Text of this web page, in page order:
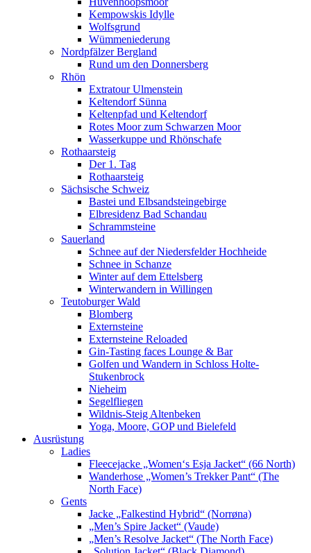
Kempowskis Idylle
Wolfsgrund
Wümmeniederung
Nordpfälzer Bergland
Rund um den Donnersberg
Rhön
Extratour Ulmenstein
Keltendorf Sünna
Keltenpfad und Keltendorf
Rotes Moor zum Schwarzen Moor
Wasserkuppe und Rhönschafe
Rothaarsteig
Der 1. Tag
Rothaarsteig
Sächsische Schweiz
Bastei und Elbsandsteingebirge
Elbresidenz Bad Schandau
Schrammsteine
Sauerland
Schnee auf der Niedersfelder Hochheide
Schnee in Schanze
Winter auf dem Ettelsberg
Winterwandern in Willingen
Teutoburger Wald
Blomberg
Externsteine
Externsteine Reloaded
Gin-Tasting faces Lounge & Bar
Golfen und Wandern in Schloss Holte-
Stukenbrock
Nieheim
Segelfliegen
Wildnis-Steig Altenbeken
Yoga, Moore, GOP und Bielefeld
Ausrüstung
Ladies
Fleecejacke „Women‘s Esja Jacket“ (66 North)
Wanderhose „Women’s Trekker Pant“ (The
North Face)
Gents
Jacke „Falkestind Hybrid“ (Norrøna)
„Men’s Spire Jacket“ (Vaude)
„Men’s Resolve Jacket“ (The North Face)